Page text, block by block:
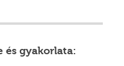
és gyakorlata: